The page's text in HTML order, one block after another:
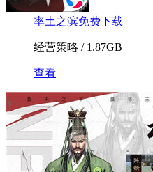
率土之滨免费下载
经营策略 / 1.87GB
查看